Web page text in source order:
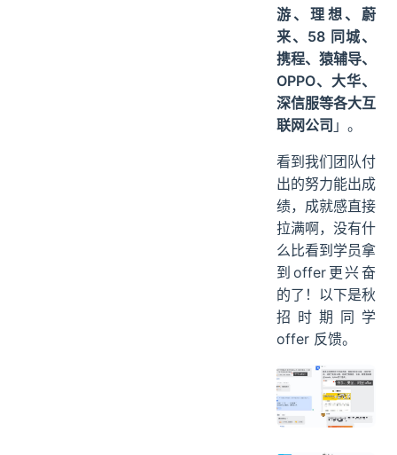
游、理想、蔚
来、58 同城、
携程、猿辅导、
OPPO、大华、
深信服等各大互
联网公司 」。
看到我们团队付
出的努力能出成
绩，成就感直接
拉满啊，没有什
么比看到学员拿
到offer更兴奋
的了！以下是秋
招时期同学
offer 反馈。